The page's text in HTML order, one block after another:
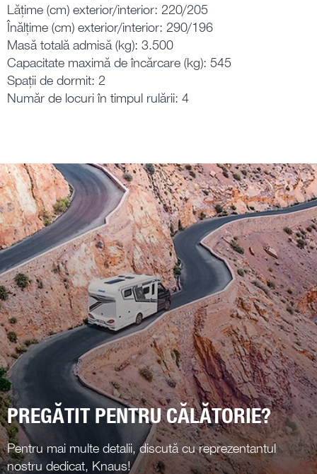
Lățime (cm) exterior/interior: 220/205
Înălțime (cm) exterior/interior: 290/196
Masă totală admisă (kg): 3.500
Capacitate maximă de încărcare (kg): 545
Spații de dormit: 2
Număr de locuri în timpul rulării: 4
PREGĂTIT PENTRU CĂLĂTORIE?
Pentru mai multe detalii, discută cu reprezentantul
nostru dedicat, Knaus!